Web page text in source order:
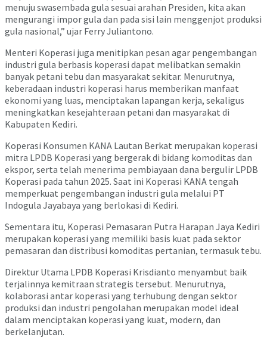
menuju swasembada gula sesuai arahan Presiden, kita akan
mengurangi impor gula dan pada sisi lain menggenjot produksi
gula nasional,” ujar Ferry Juliantono.
Menteri Koperasi juga menitipkan pesan agar pengembangan
industri gula berbasis koperasi dapat melibatkan semakin
banyak petani tebu dan masyarakat sekitar. Menurutnya,
keberadaan industri koperasi harus memberikan manfaat
ekonomi yang luas, menciptakan lapangan kerja, sekaligus
meningkatkan kesejahteraan petani dan masyarakat di
Kabupaten Kediri.
Koperasi Konsumen KANA Lautan Berkat merupakan koperasi
mitra LPDB Koperasi yang bergerak di bidang komoditas dan
ekspor, serta telah menerima pembiayaan dana bergulir LPDB
Koperasi pada tahun 2025. Saat ini Koperasi KANA tengah
memperkuat pengembangan industri gula melalui PT
Indogula Jayabaya yang berlokasi di Kediri.
Sementara itu, Koperasi Pemasaran Putra Harapan Jaya Kediri
merupakan koperasi yang memiliki basis kuat pada sektor
pemasaran dan distribusi komoditas pertanian, termasuk tebu.
Direktur Utama LPDB Koperasi Krisdianto menyambut baik
terjalinnya kemitraan strategis tersebut. Menurutnya,
kolaborasi antar koperasi yang terhubung dengan sektor
produksi dan industri pengolahan merupakan model ideal
dalam menciptakan koperasi yang kuat, modern, dan
berkelanjutan.